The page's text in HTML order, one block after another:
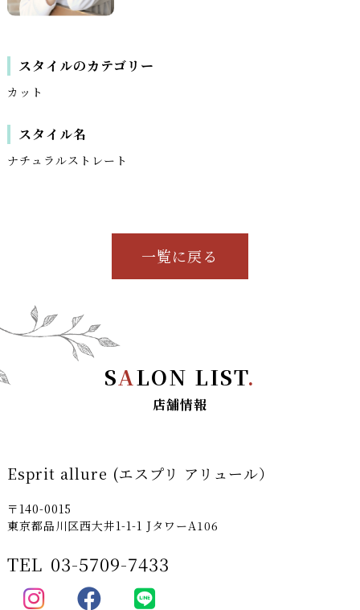
スタイルのカテゴリー
カット
スタイル名
ナチュラルストレート
一覧に戻る
SALON LIST.
店舗情報
Esprit allure (エスプリ アリュール）
〒140-0015
東京都品川区西大井1-1-1 JタワーA106
TEL 03-5709-7433